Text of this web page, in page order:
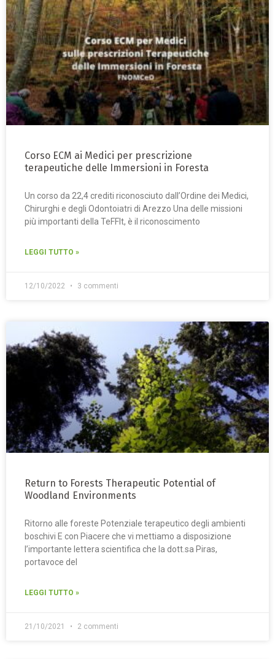
Corso ECM ai Medici per prescrizione
terapeutiche delle Immersioni in Foresta
Un corso da 22,4 crediti riconosciuto dall’Ordine dei Medici,
Chirurghi e degli Odontoiatri di Arezzo Una delle missioni
più importanti della TeFFIt, è il riconoscimento
LEGGI TUTTO »
12/10/2022 3 commenti
Return to Forests Therapeutic Potential of
Woodland Environments
Ritorno alle foreste Potenziale terapeutico degli ambienti
boschivi E con Piacere che vi mettiamo a disposizione
l’importante lettera scientifica che la dott.sa Piras,
portavoce del
LEGGI TUTTO »
21/10/2021 2 commenti